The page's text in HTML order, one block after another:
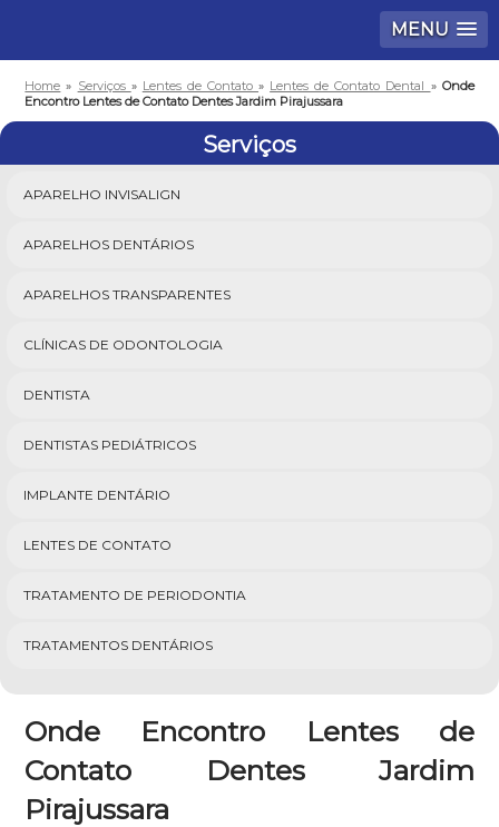
MENU
Home » Serviços » Lentes de Contato» Lentes de Contato Dental » Onde
Encontro Lentes de Contato Dentes Jardim Pirajussara
Serviços
APARELHO INVISALIGN
APARELHOS DENTÁRIOS
APARELHOS TRANSPARENTES
CLÍNICAS DE ODONTOLOGIA
DENTISTA
DENTISTAS PEDIÁTRICOS
IMPLANTE DENTÁRIO
LENTES DE CONTATO
TRATAMENTO DE PERIODONTIA
TRATAMENTOS DENTÁRIOS
Onde Encontro Lentes de
Contato Dentes Jardim
Pirajussara